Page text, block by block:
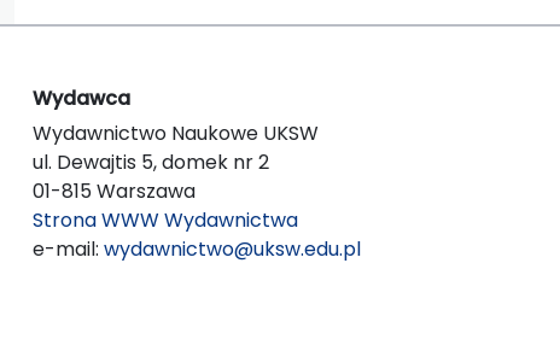
Wydawca
Wydawnictwo Naukowe UKSW
ul. Dewajtis 5, domek nr 2
01-815 Warszawa
Strona WWW Wydawnictwa
e-mail: wydawnictwo@uksw.edu.pl